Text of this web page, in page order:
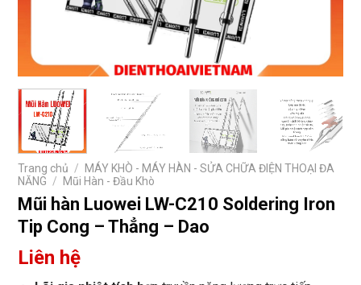
Trang chủ /
MÁY KHÒ - MÁY HÀN - SỬA CHỮA ĐIỆN THOẠI ĐA
NĂNG / Mũi Hàn - Đầu Khò
Mũi hàn Luowei LW-C210 Soldering Iron
Tip Cong – Thẳng – Dao
Liên hệ